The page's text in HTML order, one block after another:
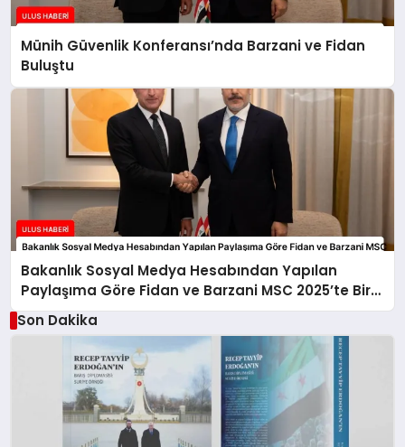
Münih Güvenlik Konferansı’nda Barzani ve Fidan
Buluştu
Bakanlık Sosyal Medya Hesabından Yapılan
Paylaşıma Göre Fidan ve Barzani MSC 2025’te Bir
Araya Geldi
Son Dakika